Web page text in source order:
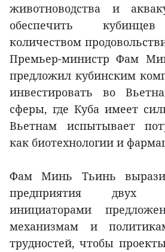
животноводства и
обеспечить
количеством
Премьер-министр Фам
предложил кубинским
инвестировать во
сферы, где Куба имеет
Вьетнам испытывает
как биотехнологии и
Фам Минь Тьинь
предприятия двух
инициаторами
механизмам и
трудностей, чтобы